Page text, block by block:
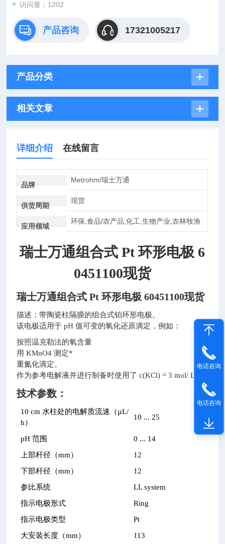
访问量：1202
产品咨询 17321005217
产品分类
相关文章
详细介绍 在线留言
品牌
Metrohm/瑞士万通
供货周期
现货
应用领域
环保,食品/农产品,化工,生物产业,农林牧渔
瑞士万通组合式 Pt 环形电极 6
0451100现货
瑞士万通组合式 Pt 环形电极 60451100现货
描述：带陶瓷柱隔膜的组合式铂环形电极。
该电极适用于 pH 值可变的氧化还原滴定，例如：
按照温克勒法的氧含量
用 KMnO4 测定*
重氮化滴定。
作为参考电解液并进行制备时使用了 c(KCl) = 3 mol/ L。
技术参数：
10 cm 水柱处的电解质流速（µL/
h）
10 ... 25
pH 范围
0 ... 14
上部杆径（mm）
12
下部杆径（mm）
12
参比系统
LL system
指示电极形式
Ring
指示电极类型
Pt
大安装长度（mm）
113
电话咨询
电话咨询